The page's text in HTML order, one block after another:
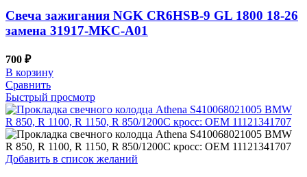
Свеча зажигания NGK CR6HSB-9 GL 1800 18-26
замена 31917-MKC-A01
700 ₽
В корзину
Сравнить
Быстрый просмотр
Добавить в список желаний